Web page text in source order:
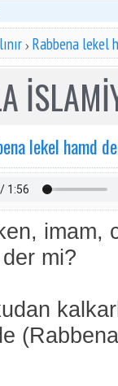
Rabbena lekel
lekel hamd
imam,
der mi?